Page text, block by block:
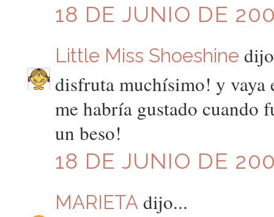
18 DE JUNIO DE
Little Miss Shoeshine
disfruta muchísimo! y vaya
me habría gustado cuando
un beso!
18 DE JUNIO DE
MARIETAdijo...